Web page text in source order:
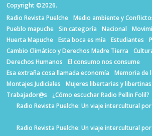
Copyright ©2026.
Radio Revista Puelche
Medio ambiente y
Pueblo mapuche
Sin categoría Nacional
Huerta Mapuche
Esta boca es mía Estudiantes
Cambio Climático y Derechos Madre Tierra
Derechos Humanos
El consumo nos consume
Esa extraña cosa llamada economía
Memoria de
Montajes Judiciales
Mujeres libertarias y libertinas
Trabajador@s
¿Cómo escuchar Radio Pellin Folil?
Radio Revista Puelche: Un viaje intercultural
Radio Revista Puelche: Un viaje intercultural